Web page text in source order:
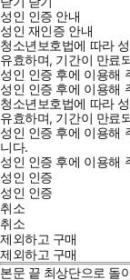
성인 인증 안내
성인 재인증 안내
청소년보호법에 따라
유효하며, 기간이 만료
성인 인증 후에 이용해
성인 인증 후에 이용해
청소년보호법에 따라
유효하며, 기간이 만료
성인 인증 후에 이용해
니다.
성인 인증 후에 이용해
성인 인증
성인 인증
취소
취소
제외하고 구매
제외하고 구매
본문 끝 최상단으로 돌